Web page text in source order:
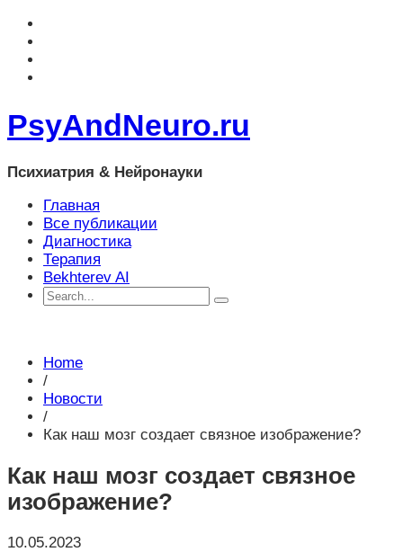
PsyAndNeuro.ru
Психиатрия & Нейронауки
Главная
Все публикации
Диагностика
Терапия
Bekhterev AI
Home
/
Новости
/
Как наш мозг создает связное изображение?
Как наш мозг создает связное
изображение?
10.05.2023